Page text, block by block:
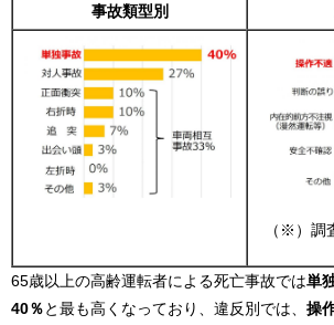
事故類型別
（※）調
65歳以上の高齢運転者による死亡事故では単
40％と最も高くなっており、違反別では、 操